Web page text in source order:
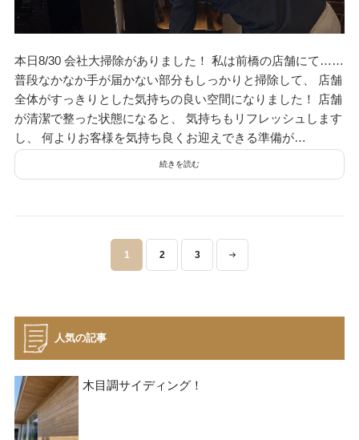
本日8/30 会社大掃除がありました！ 私は前橋の店舗にて……
普段なかなか手が届かない部分もしっかりと掃除して、 店舗
全体がすっきりとした気持ちの良い空間になりました！ 店舗
が清潔で整った状態になると、 気持ちもリフレッシュします
し、 何よりお客様を気持ち良くお迎えできる準備が…
続きを読む
ビ
ゲ
ー
シ
ョ
ン
1 2 3
人気の記事
木目調サイディング！